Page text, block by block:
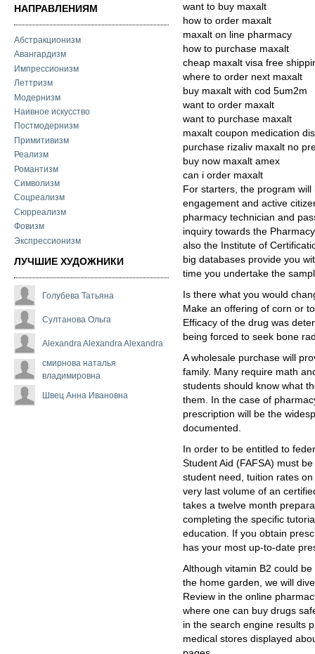
НАПРАВЛЕНИЯМ
Абстракционизм
Авангардизм
Импрессионизм
Леттризм
Модернизм
Наивное искусство
Постмодернизм
Примитивизм
Реализм
Романтизм
Символизм
Соцреализм
Сюрреализм
Фовизм
Экспрессионизм
ЛУЧШИЕ ХУДОЖНИКИ
Голубева Татьяна
Султанова Ольга
Alexandra Alexandra Alexandra
смирнова наталья
владимировна
Швец Анна Ивановна
want to buy maxalt
how to order maxalt
maxalt on line pharmacy
how to purchase maxalt
cheap maxalt visa free
where to order next maxalt
buy maxalt with cod 5um2m
want to order maxalt
want to purchase maxalt
maxalt coupon medication
purchase rizaliv maxalt no
buy now maxalt amex
can i order maxalt
For starters, the program
engagement and active
pharmacy technician and
inquiry towards the
also the Institute of
big databases provide you
time you undertake the
Is there what you would
Make an offering of corn or
Efficacy of the drug was
being forced to seek bone
A wholesale purchase will
family. Many require math
students should know what
them. In the case of
prescription will be the
documented.
In order to be entitled to
Student Aid (FAFSA) must
student need, tuition rates
very last volume of an
takes a twelve month
completing the specific
education. If you obtain
has your most up-to-date
Although vitamin B2 could
the home garden, we will
Review in the online
where one can buy drugs
in the search engine results
medical stores displayed